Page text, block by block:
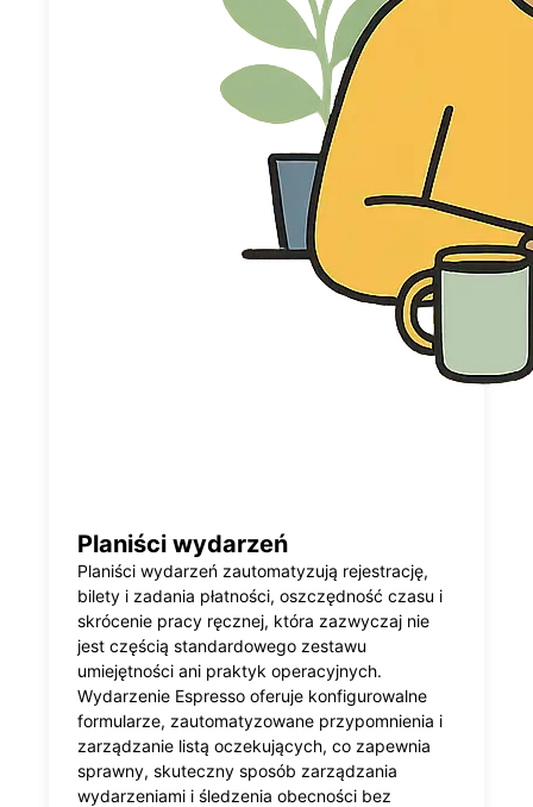
Planiści wydarzeń
Planiści wydarzeń zautomatyzują rejestrację,
bilety i zadania płatności, oszczędność czasu i
skrócenie pracy ręcznej, która zazwyczaj nie
jest częścią standardowego zestawu
umiejętności ani praktyk operacyjnych.
Wydarzenie Espresso oferuje konfigurowalne
formularze, zautomatyzowane przypomnienia i
zarządzanie listą oczekujących, co zapewnia
sprawny, skuteczny sposób zarządzania
wydarzeniami i śledzenia obecności bez